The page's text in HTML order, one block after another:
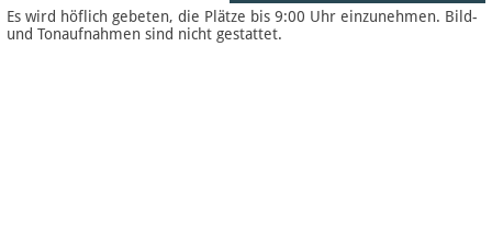
Es wird höflich gebeten, die Plätze bis 9:00 Uhr einzunehmen. Bild-
und Tonaufnahmen sind nicht gestattet.